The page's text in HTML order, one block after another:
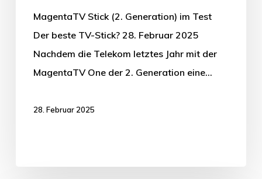
MagentaTV Stick (2. Generation) im Test
Der beste TV-Stick? 28. Februar 2025
Nachdem die Telekom letztes Jahr mit der
MagentaTV One der 2. Generation eine…
28. Februar 2025